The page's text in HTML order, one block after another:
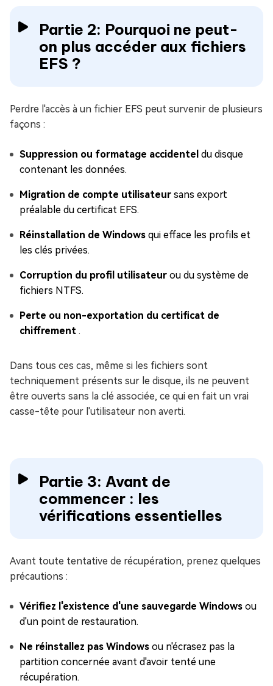
Partie 2: Pourquoi ne peut-
on plus accéder aux fichiers
EFS ?
Perdre l'accès à un fichier EFS peut survenir de plusieurs
façons :
Suppression ou formatage accidentel du disque
contenant les données.
Migration de compte utilisateur sans export
préalable du certificat EFS.
Réinstallation de Windows qui efface les profils et
les clés privées.
Corruption du profil utilisateur ou du système de
fichiers NTFS.
Perte ou non-exportation du certificat de
chiffrement .
Dans tous ces cas, même si les fichiers sont
techniquement présents sur le disque, ils ne peuvent
être ouverts sans la clé associée, ce qui en fait un vrai
casse-tête pour l'utilisateur non averti.
Partie 3: Avant de
commencer : les
vérifications essentielles
Avant toute tentative de récupération, prenez quelques
précautions :
Vérifiez l'existence d'une sauvegarde Windows ou
d'un point de restauration.
Ne réinstallez pas Windows ou n'écrasez pas la
partition concernée avant d'avoir tenté une
récupération.